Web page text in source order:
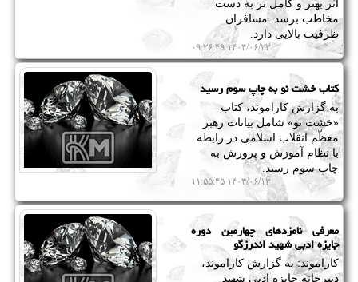
اثر بهتر و کامل تر به دست
مخاطب برسد. مسافران
ظرفیت بالایی دارد.
۱۴۰۴/۰۶/۲۳ ۰۹:۲۶:۴۹
کتاب خشت نو به چاپ سوم رسید
به گزارش کاراموند، کتاب
«خشت نو» شامل بیانات رهبر
معظّم انقلاب اسلامی در رابطه
با نظام آموزش و پرورش به
چاپ سوم رسید.
۱۴۰۴/۰۶/۱۳ ۱۱:۵۵:۴۵
معرفی نامزدهای چهارمین دوره
جایزه ادبی شهید اندرزگو
کاراموند: به گزارش کاراموند،
دبیرخانه جایزه ادبی شهید